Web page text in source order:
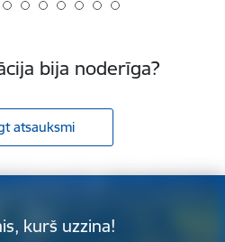
bija noderīga?
atsauksmi
kurš uzzina!